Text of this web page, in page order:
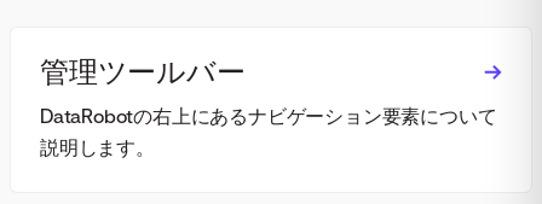
管理ツールバー
DataRobotの右上にあるナビゲーション要素について
説明します。